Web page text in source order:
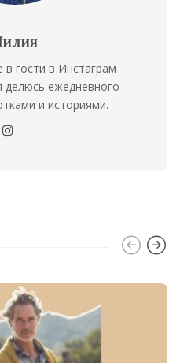
в гости в Инстаграм
делюсь ежедневного
и историями.